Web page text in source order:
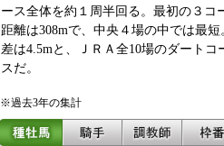
ース全体を約１周半回る。最初の３コ
距離は308mで、中央４場の中では最
差は4.5mと、ＪＲＡ全10場のダート
スだ。
※過去3年の集計